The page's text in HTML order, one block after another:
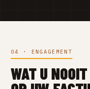
04 · ENGAGEMENT
WAT U NOOIT